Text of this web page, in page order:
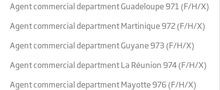
Agent commercial department Guadeloupe 971 (F/H/X)
Agent commercial department Martinique 972 (F/H/X)
Agent commercial department Guyane 973 (F/H/X)
Agent commercial department La Réunion 974 (F/H/X)
Agent commercial department Mayotte 976 (F/H/X)